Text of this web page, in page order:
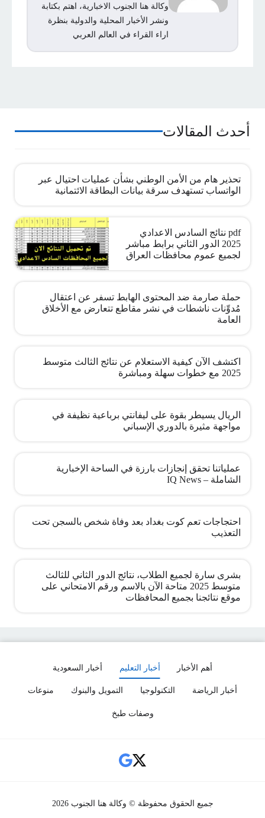
وكالة هنا الجنوب الاخبارية، اهتم بكتابة
ونشر الأخبار المحلية والدولية بنظرة
اراء القراء في العالم العربي
أحدث المقالات
تحذير هام من الأمن الوطني بشأن عمليات احتيال عبر
الواتساب تستهدف سرقة بيانات البطاقة الائتمانية
pdf نتائج السادس الاعدادي
2025 الدور الثاني برابط مباشر
لجميع عموم محافظات العراق
حملة صارمة ضد المحتوى الهابط تسفر عن اعتقال
مُدوِّنات ناشطات في نشر مقاطع تتعارض مع الأخلاق
العامة
اكتشف الآن كيفية الاستعلام عن نتائج الثالث متوسط
2025 مع خطوات سهلة ومباشرة
الريال يسيطر بقوة على ليفانتي برباعية نظيفة في
مواجهة مثيرة بالدوري الإسباني
عملياتنا تحقق إنجازات بارزة في الساحة الإخبارية
الشاملة – IQ News
احتجاجات تعم كوت بغداد بعد وفاة شخص بالسجن تحت
التعذيب
بشرى سارة لجميع الطلاب، نتائج الدور الثاني للثالث
متوسط 2025 متاحة الآن بالاسم ورقم الامتحاني على
موقع نتائجنا بجميع المحافظات
أهم الأخبار أخبار التعليم أخبار السعودية
أخبار الرياضة التكنولوجيا التمويل والبنوك منوعات
وصفات طبخ
Social Links
جميع الحقوق محفوظة © وكالة هنا الجنوب 2026